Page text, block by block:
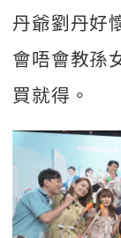
丹爺劉丹好
會唔會教孫
買就得。